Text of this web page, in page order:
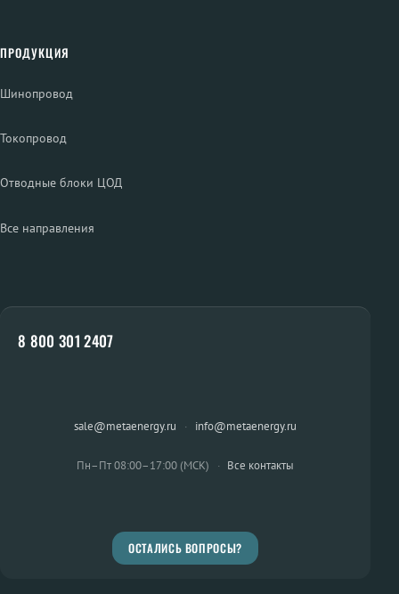
ПРОДУКЦИЯ
Шинопровод
Токопровод
Отводные блоки ЦОД
Все направления
8 800 301 2407
sale@metaenergy.ru · info@metaenergy.ru
Пн–Пт 08:00–17:00 (МСК) · Все контакты
ОСТАЛИСЬ ВОПРОСЫ?